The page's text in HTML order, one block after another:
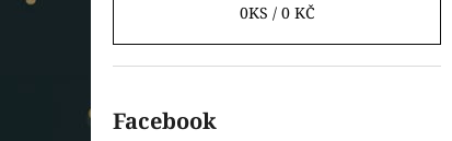
0KS / 0 KČ
Facebook